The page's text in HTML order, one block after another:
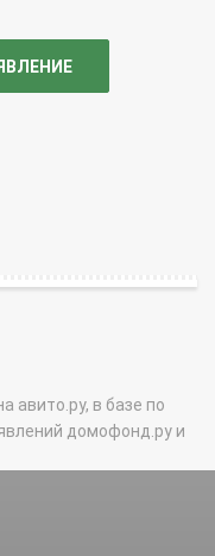
авито.ру, в базе по
домофонд.ру и